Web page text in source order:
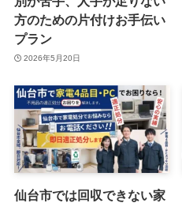
方のための片付けお手伝い
プラン
2026年5月20日
仙台市では回収できない家